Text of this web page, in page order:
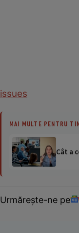
issues
MAI MULTE PENTRU
Cât a
Urmărește-ne pe